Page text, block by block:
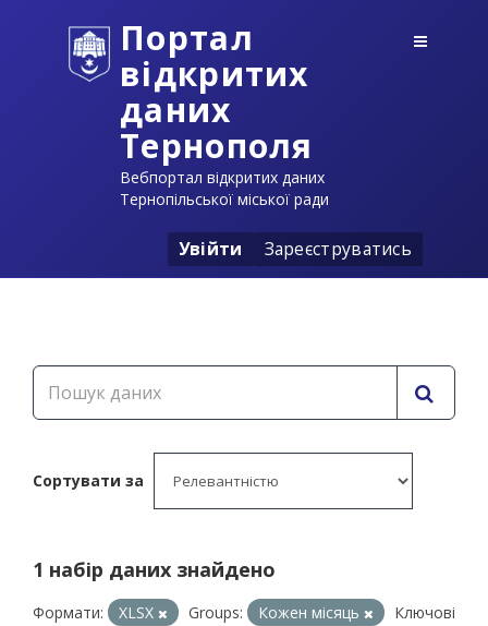
Портал
відкритих
даних
Тернополя
Вебпортал відкритих даних
Тернопільської міської ради
Увійти Зареєструватись
Сортувати за
1 набір даних знайдено
Формати: XLSX Groups: Кожен місяць
Ключові